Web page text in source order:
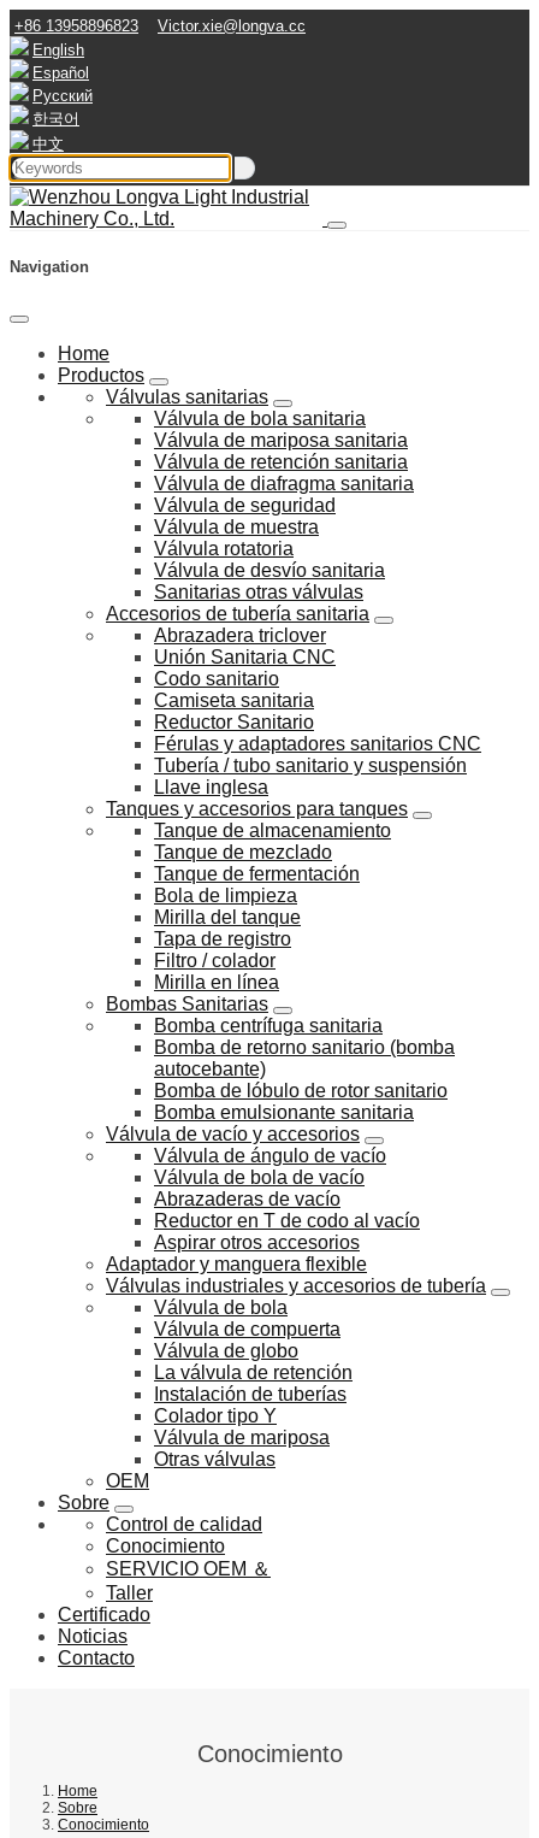
+86 13958896823
Victor.xie@longva.cc
English
Español
Русский
한국어
中文
Navigation
Home
Productos
Válvulas sanitarias
Válvula de bola sanitaria
Válvula de mariposa sanitaria
Válvula de retención sanitaria
Válvula de diafragma sanitaria
Válvula de seguridad
Válvula de muestra
Válvula rotatoria
Válvula de desvío sanitaria
Sanitarias otras válvulas
Accesorios de tubería sanitaria
Abrazadera triclover
Unión Sanitaria CNC
Codo sanitario
Camiseta sanitaria
Reductor Sanitario
Férulas y adaptadores sanitarios CNC
Tubería / tubo sanitario y suspensión
Llave inglesa
Tanques y accesorios para tanques
Tanque de almacenamiento
Tanque de mezclado
Tanque de fermentación
Bola de limpieza
Mirilla del tanque
Tapa de registro
Filtro / colador
Mirilla en línea
Bombas Sanitarias
Bomba centrífuga sanitaria
Bomba de retorno sanitario (bomba
autocebante)
Bomba de lóbulo de rotor sanitario
Bomba emulsionante sanitaria
Válvula de vacío y accesorios
Válvula de ángulo de vacío
Válvula de bola de vacío
Abrazaderas de vacío
Reductor en T de codo al vacío
Aspirar otros accesorios
Adaptador y manguera flexible
Válvulas industriales y accesorios de tubería
Válvula de bola
Válvula de compuerta
Válvula de globo
La válvula de retención
Instalación de tuberías
Colador tipo Y
Válvula de mariposa
Otras válvulas
OEM
Sobre
Control de calidad
Conocimiento
SERVICIO OEM ＆
Taller
Certificado
Noticias
Contacto
Conocimiento
Home
Sobre
Conocimiento